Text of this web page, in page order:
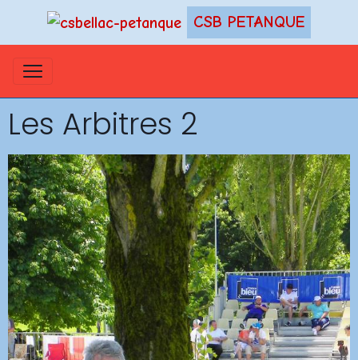
CSB PETANQUE
Les Arbitres 2